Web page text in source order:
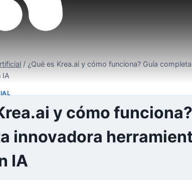
/ ¿Qué es Krea.ai y cómo funciona? Guía
IA
y cómo
innovadora
IA